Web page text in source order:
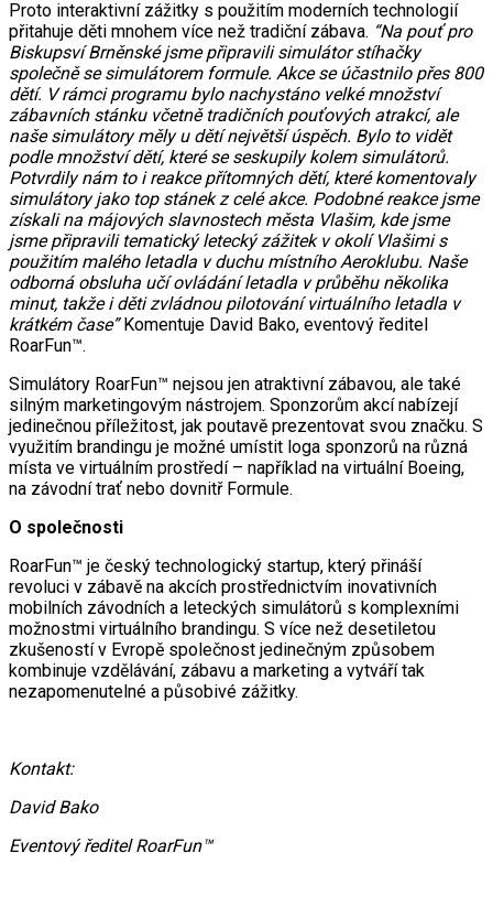
Proto interaktivní zážitky s použitím moderních technologií
přitahuje děti mnohem více než tradiční zábava. “Na pouť pro
Biskupsví Brněnské jsme připravili simulátor stíhačky
společně se simulátorem formule. Akce se účastnilo přes 800
dětí. V rámci programu bylo nachystáno velké množství
zábavních stánku včetně tradičních pouťových atrakcí, ale
naše simulátory měly u dětí největší úspěch. Bylo to vidět
podle množství dětí, které se seskupily kolem simulátorů.
Potvrdily nám to i reakce přítomných dětí, které komentovaly
simulátory jako top stánek z celé akce. Podobné reakce jsme
získali na májových slavnostech města Vlašim, kde jsme
jsme připravili tematický letecký zážitek v okolí Vlašimi s
použitím malého letadla v duchu místního Aeroklubu. Naše
odborná obsluha učí ovládání letadla v průběhu několika
minut, takže i děti zvládnou pilotování virtuálního letadla v
krátkém čase” Komentuje David Bako, eventový ředitel
RoarFun™.
Simulátory RoarFun™ nejsou jen atraktivní zábavou, ale také
silným marketingovým nástrojem. Sponzorům akcí nabízejí
jedinečnou příležitost, jak poutavě prezentovat svou značku. S
využitím brandingu je možné umístit loga sponzorů na různá
místa ve virtuálním prostředí – například na virtuální Boeing,
na závodní trať nebo dovnitř Formule.
O společnosti
RoarFun™ je český technologický startup, který přináší
revoluci v zábavě na akcích prostřednictvím inovativních
mobilních závodních a leteckých simulátorů s komplexními
možnostmi virtuálního brandingu. S více než desetiletou
zkušeností v Evropě společnost jedinečným způsobem
kombinuje vzdělávání, zábavu a marketing a vytváří tak
nezapomenutelné a působivé zážitky.
Kontakt:
David Bako
Eventový ředitel RoarFun™